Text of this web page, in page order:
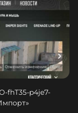
fhT35-p4je7-